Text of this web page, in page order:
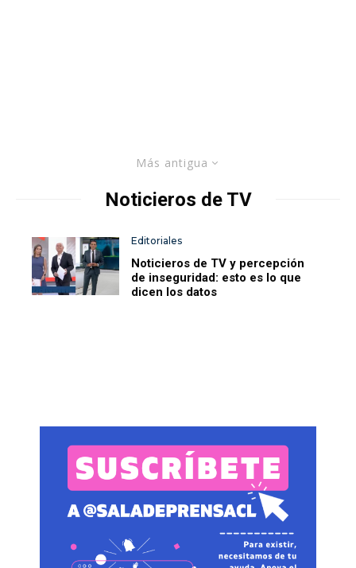
Más antigua
Noticieros de TV
Editoriales
Noticieros de TV y percepción
de inseguridad: esto es lo que
dicen los datos